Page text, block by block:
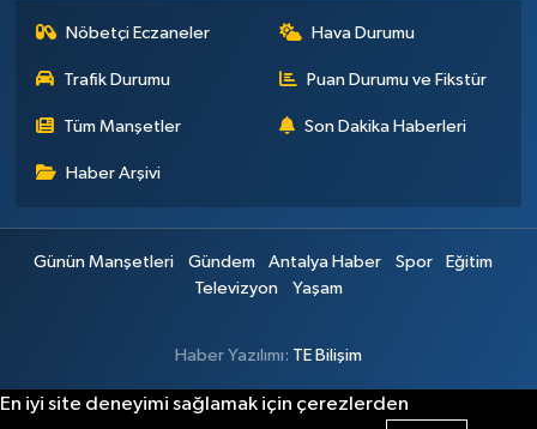
Nöbetçi Eczaneler Hava Durumu
Trafik Durumu Puan Durumu ve Fikstür
Tüm Manşetler Son Dakika Haberleri
Haber Arşivi
Günün Manşetleri Gündem Antalya Haber Spor
Eğitim
Televizyon
Yaşam
Haber Yazılımı: TE Bilişim
En iyi site deneyimi sağlamak için çerezlerden